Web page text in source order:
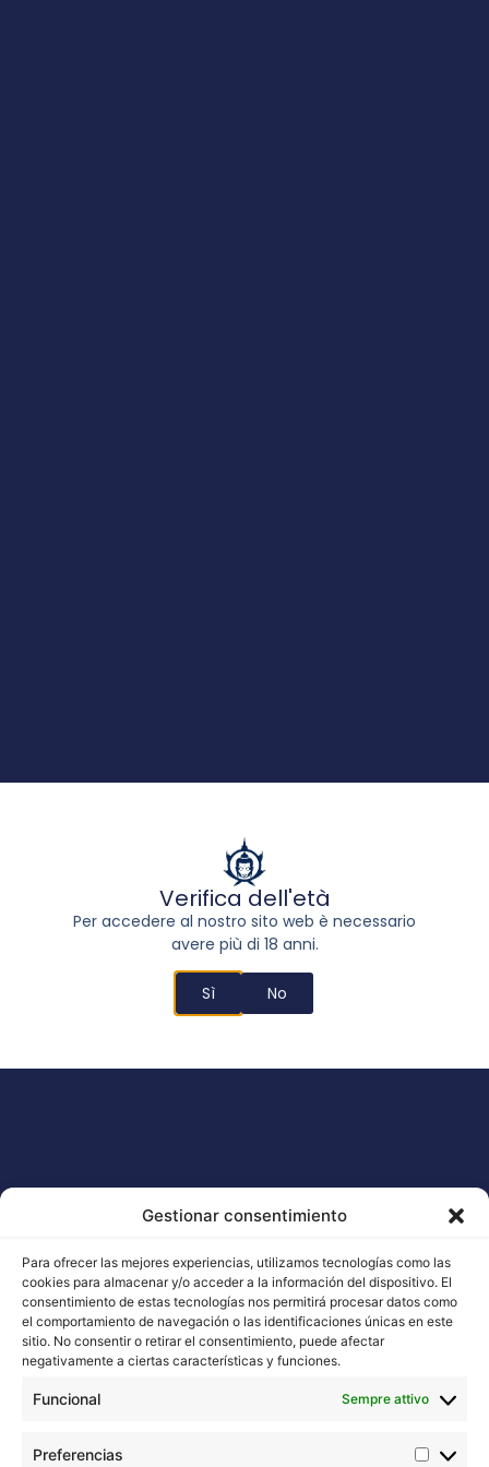
Gestionar consentimiento
Para ofrecer las mejores experiencias, utilizamos tecnologías como las
cookies para almacenar y/o acceder a la información del dispositivo. El
consentimiento de estas tecnologías nos permitirá procesar datos como
el comportamiento de navegación o las identificaciones únicas en este
sitio. No consentir o retirar el consentimiento, puede afectar
negativamente a ciertas características y funciones.
Funcional Sempre attivo
Preferencias
Buddha Purple Kush
20,00€ - 245,00€
Buddha Seeds lavora alla stabilizzazione e al
miglioramento delle genetiche di cannabis, badando
soprattutto alla qualità e non alla quantità.
Email: info@buddhaseedbank.com
Verifica dell'età
Per accedere al nostro sito web è necessario
avere più di 18 anni.
Sì No